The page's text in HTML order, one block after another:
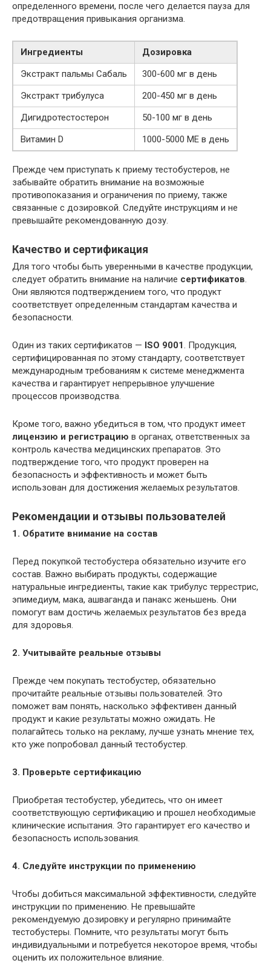
определенного времени, после чего делается пауза для
предотвращения привыкания организма.
Ингредиенты
Дозировка
Экстракт пальмы Сабаль
300-600 мг в день
Экстракт трибулуса
200-450 мг в день
Дигидротестостерон
50-100 мг в день
Витамин D
1000-5000 МЕ в день
Прежде чем приступать к приему тестобустеров, не
забывайте обратить внимание на возможные
противопоказания и ограничения по приему, также
связанные с дозировкой. Следуйте инструкциям и не
превышайте рекомендованную дозу.
Качество и сертификация
Для того чтобы быть уверенными в качестве продукции,
следует обратить внимание на наличие сертификатов.
Они являются подтверждением того, что продукт
соответствует определенным стандартам качества и
безопасности.
Один из таких сертификатов — ISO 9001. Продукция,
сертифицированная по этому стандарту, соответствует
международным требованиям к системе менеджмента
качества и гарантирует непрерывное улучшение
процессов производства.
Кроме того, важно убедиться в том, что продукт имеет
лицензию и регистрацию в органах, ответственных за
контроль качества медицинских препаратов. Это
подтверждение того, что продукт проверен на
безопасность и эффективность и может быть
использован для достижения желаемых результатов.
Рекомендации и отзывы пользователей
1. Обратите внимание на состав
Перед покупкой тестобустера обязательно изучите его
состав. Важно выбирать продукты, содержащие
натуральные ингредиенты, такие как трибулус террестрис,
эпимедиум, мака, ашваганда и панакс женьшень. Они
помогут вам достичь желаемых результатов без вреда
для здоровья.
2. Учитывайте реальные отзывы
Прежде чем покупать тестобустер, обязательно
прочитайте реальные отзывы пользователей. Это
поможет вам понять, насколько эффективен данный
продукт и какие результаты можно ожидать. Не
полагайтесь только на рекламу, лучше узнать мнение тех,
кто уже попробовал данный тестобустер.
3. Проверьте сертификацию
Приобретая тестобустер, убедитесь, что он имеет
соответствующую сертификацию и прошел необходимые
клинические испытания. Это гарантирует его качество и
безопасность использования.
4. Следуйте инструкции по применению
Чтобы добиться максимальной эффективности, следуйте
инструкции по применению. Не превышайте
рекомендуемую дозировку и регулярно принимайте
тестобустеры. Помните, что результаты могут быть
индивидуальными и потребуется некоторое время, чтобы
оценить их положительное влияние.